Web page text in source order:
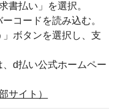
書払い」を選択。
コードを読み込む。
」ボタンを選択し、支
、d払い公式ホームペー
サイト）